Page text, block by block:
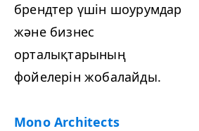
брендтер үшін шоурумдар
және бизнес
орталықтарының
фойелерін жобалайды.
Mono Archi­tects